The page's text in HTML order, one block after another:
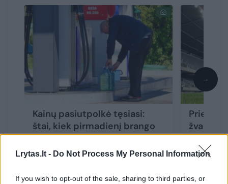
Lrytas.lt - Do Not Process My Personal Information
If you wish to opt-out of the sale, sharing to third parties, or
Kainų pasiutpolkė tęsiasi:
štai, kiek pirmadienį brango
degalai
Prieš
nebuvo
→